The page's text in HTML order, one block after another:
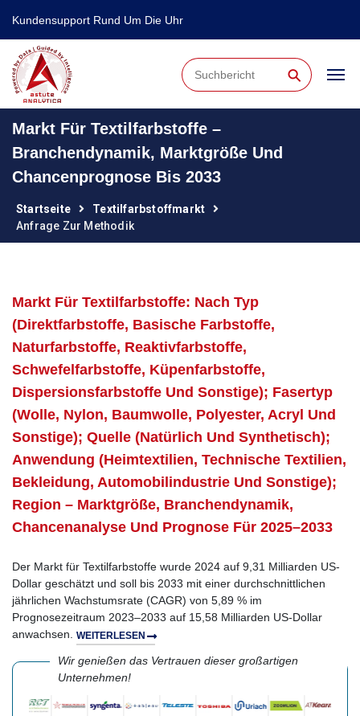
Kundensupport Rund Um Die Uhr
⚲
Markt Für Textilfarbstoffe –
Branchendynamik, Marktgröße Und
Chancenprognose Bis 2033
Startseite
Textilfarbstoffmarkt
Anfrage Zur Methodik
Markt Für Textilfarbstoffe: Nach Typ
(Direktfarbstoffe, Basische Farbstoffe,
Naturfarbstoffe, Reaktivfarbstoffe,
Schwefelfarbstoffe, Küpenfarbstoffe,
Dispersionsfarbstoffe Und Sonstige); Fasertyp
(Wolle, Nylon, Baumwolle, Polyester, Acryl Und
Sonstige); Quelle (natürlich Und Synthetisch);
Anwendung (Heimtextilien, Technische Textilien,
Bekleidung, Automobilindustrie Und Sonstige);
Region – Marktgröße, Branchendynamik,
Chancenanalyse Und Prognose Für 2025–2033
Der Markt für Textilfarbstoffe wurde 2024 auf 9,31 Milliarden US-
Dollar geschätzt und soll bis 2033 mit einer durchschnittlichen
jährlichen Wachstumsrate (CAGR) von 5,89 % im
Prognosezeitraum 2023–2033 auf 15,58 Milliarden US-Dollar
anwachsen. WEITERLESEN
Wir genießen das Vertrauen dieser großartigen
Unternehmen!